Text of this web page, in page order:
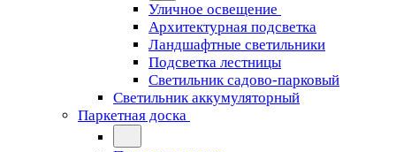
Уличное освещение
Архитектурная подсветка
Ландшафтные светильники
Подсветка лестницы
Светильник садово-парковый
Светильник аккумуляторный
Паркетная доска